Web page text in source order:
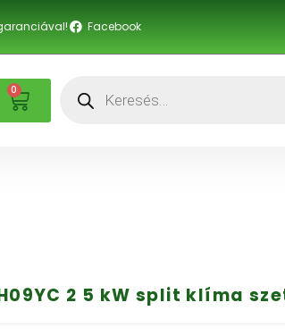
Facebook
0
2 5 kW split klíma